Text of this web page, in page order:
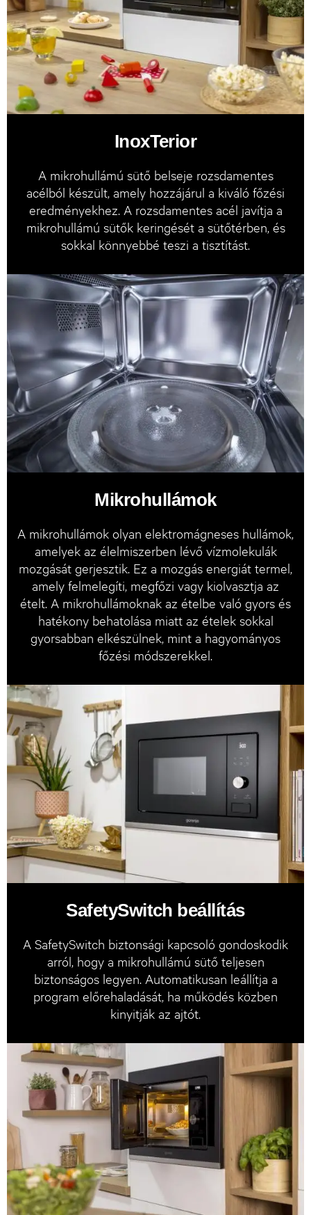
InoxTerior
A mikrohullámú sütő belseje rozsdamentes
acélból készült, amely hozzájárul a kiváló főzési
eredményekhez. A rozsdamentes acél javítja a
mikrohullámú sütők keringését a sütőtérben, és
sokkal könnyebbé teszi a tisztítást.
Mikrohullámok
A mikrohullámok olyan elektromágneses hullámok,
amelyek az élelmiszerben lévő vízmolekulák
mozgását gerjesztik. Ez a mozgás energiát termel,
amely felmelegíti, megfőzi vagy kiolvasztja az
ételt. A mikrohullámoknak az ételbe való gyors és
hatékony behatolása miatt az ételek sokkal
gyorsabban elkészülnek, mint a hagyományos
főzési módszerekkel.
SafetySwitch beállítás
A SafetySwitch biztonsági kapcsoló gondoskodik
arról, hogy a mikrohullámú sütő teljesen
biztonságos legyen. Automatikusan leállítja a
program előrehaladását, ha működés közben
kinyitják az ajtót.